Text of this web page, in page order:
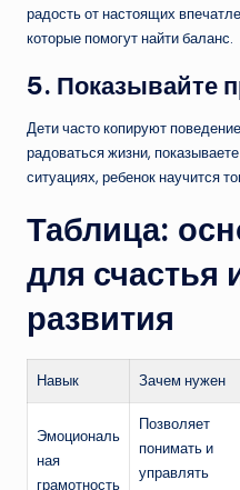
радость от настоящих
которые помогут найти баланс.
5. Показывайте
Дети часто копируют
радоваться жизни,
ситуациях, ребенок научится
Таблица:
для счастья
развития
Навык Зачем нужен
Эмоциональ
ная
грамотность
Позволяет
понимать и
управлять